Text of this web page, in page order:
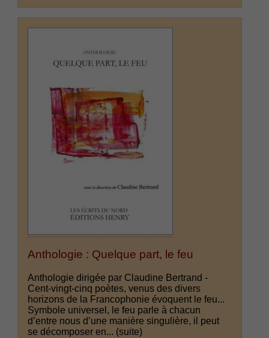
Anthologie : Quelque part, le feu
Anthologie dirigée par Claudine Bertrand -
Cent-vingt-cinq poètes, venus des divers
horizons de la Francophonie évoquent le feu...
Symbole universel, le feu parle à chacun
d’entre nous d’une manière singulière, il peut
se décomposer en... (suite)